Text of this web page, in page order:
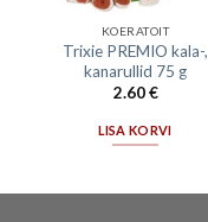
KOERATOIT
Trixie PREMIO kala-,
kanarullid 75 g
2.60€
LISA KORVI